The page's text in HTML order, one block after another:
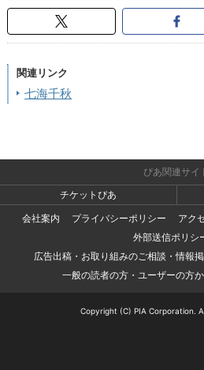
関連リンク
七海千秋
ぴあ関連サイ
チケットぴあ
会社案内
プライバシーポリシー
アク
外部送信ポリシ
広告出稿・お取り組みのご相談・情報
一般の読者の方・ユーザーの方
Copyright (C) PIA Corporation.